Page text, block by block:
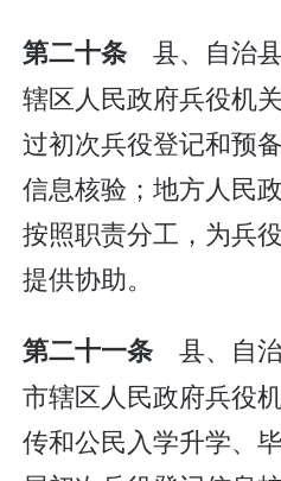
第二十条 县、自治
辖区人民政府兵役机
过初次兵役登记和预
信息核验；地方人民
按照职责分工，为兵
提供协助。
第二十一条 县、自治
市辖区人民政府兵役
传和公民入学升学、